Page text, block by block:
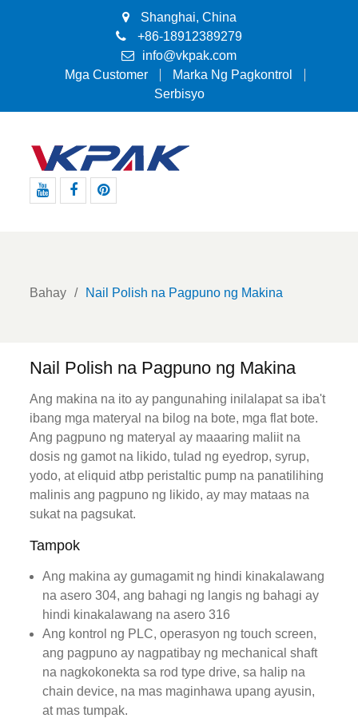
Shanghai, China
+86-18912389279
info@vkpak.com
Mga Customer
Marka Ng Pagkontrol
Serbisyo
Bahay Nail Polish na Pagpuno ng Makina
Nail Polish na Pagpuno ng Makina
Ang makina na ito ay pangunahing inilalapat sa iba't
ibang mga materyal na bilog na bote, mga flat bote.
Ang pagpuno ng materyal ay maaaring maliit na
dosis ng gamot na likido, tulad ng eyedrop, syrup,
yodo, at eliquid atbp peristaltic pump na panatilihing
malinis ang pagpuno ng likido, ay may mataas na
sukat na pagsukat.
Tampok
Ang makina ay gumagamit ng hindi kinakalawang
na asero 304, ang bahagi ng langis ng bahagi ay
hindi kinakalawang na asero 316
Ang kontrol ng PLC, operasyon ng touch screen,
ang pagpuno ay nagpatibay ng mechanical shaft
na nagkokonekta sa rod type drive, sa halip na
chain device, na mas maginhawa upang ayusin,
at mas tumpak.